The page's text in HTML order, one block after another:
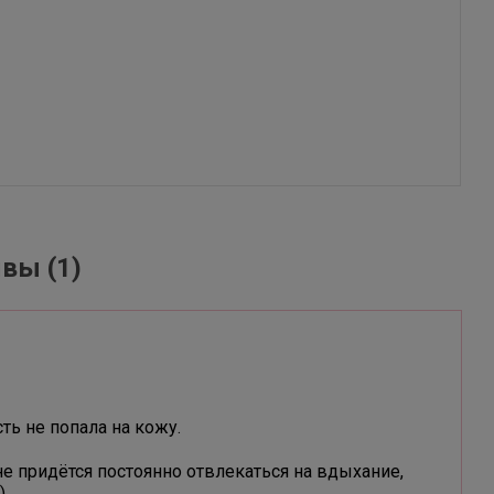
(1)
не попала на кожу.
постоянно отвлекаться на вдыхание,